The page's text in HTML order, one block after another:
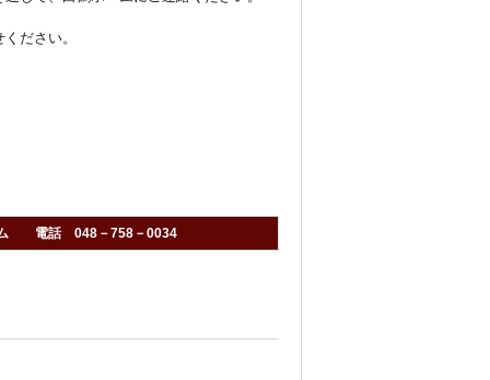
ださい。
ム 電話 048－758－0034